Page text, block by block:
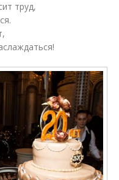
труд,